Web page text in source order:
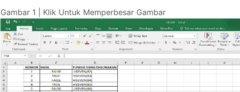
Gambar 1 | Klik Untuk Memperbesar Gambar